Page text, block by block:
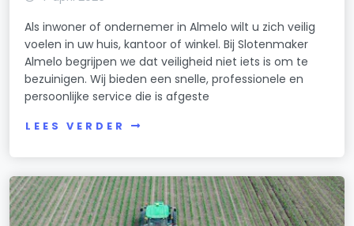
Als inwoner of ondernemer in Almelo wilt u zich veilig
voelen in uw huis, kantoor of winkel. Bij Slotenmaker
Almelo begrijpen we dat veiligheid niet iets is om te
bezuinigen. Wij bieden een snelle, professionele en
persoonlijke service die is afgeste
LEES VERDER